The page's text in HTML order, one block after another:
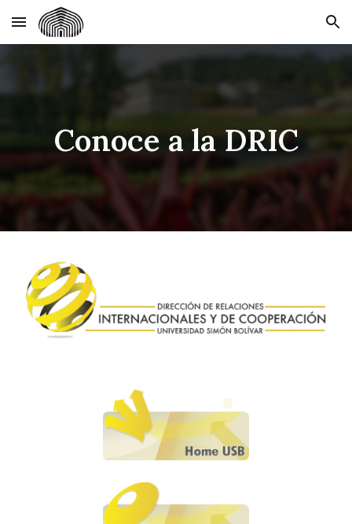
Skip to main content Skip to navigation
Conoce a la DRIC